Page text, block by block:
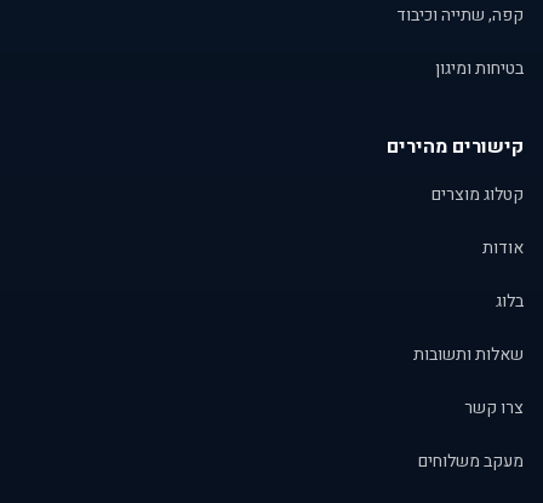
קפה, שתייה וכיבוד
בטיחות ומיגון
קישורים מהירים
קטלוג מוצרים
אודות
בלוג
שאלות ותשובות
צרו קשר
מעקב משלוחים